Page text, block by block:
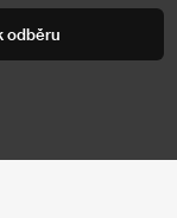
odběru